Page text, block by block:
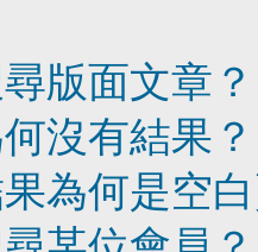
版面文章？
沒有結果？
為何是空